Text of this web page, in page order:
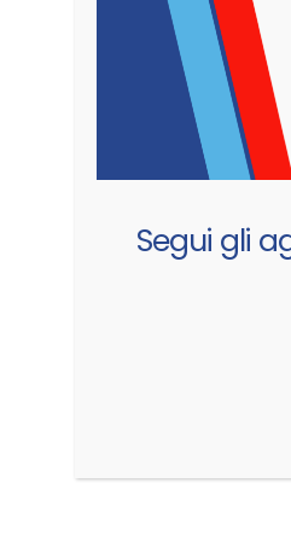
Segui gli